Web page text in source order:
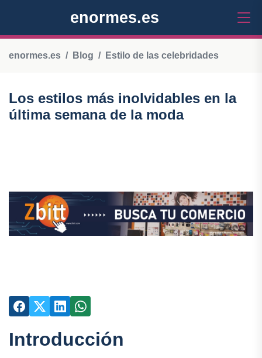
enormes.es
enormes.es Blog Estilo de las celebridades
Los estilos más inolvidables en la
última semana de la moda
Introducción